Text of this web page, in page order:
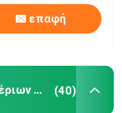
επαφή
Nasopharyngeal σωλήνας εναέριων διαδρόμων (40)